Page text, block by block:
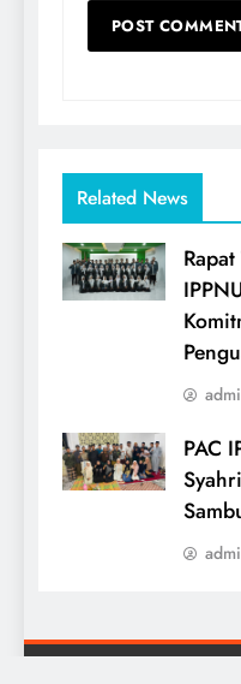
Related News
PAC